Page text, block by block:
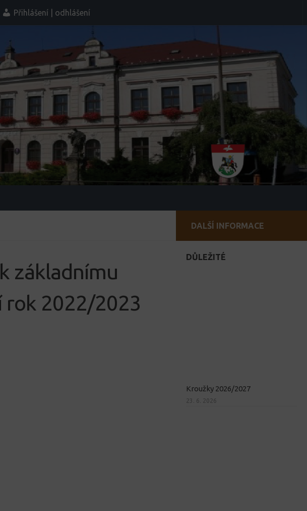
Přihlášení | odhlášení
základnímu
rok 2022/2023
DALŠÍ INFORMACE
DŮLEŽITÉ
Kroužky 2026/2027
23. 6. 2026